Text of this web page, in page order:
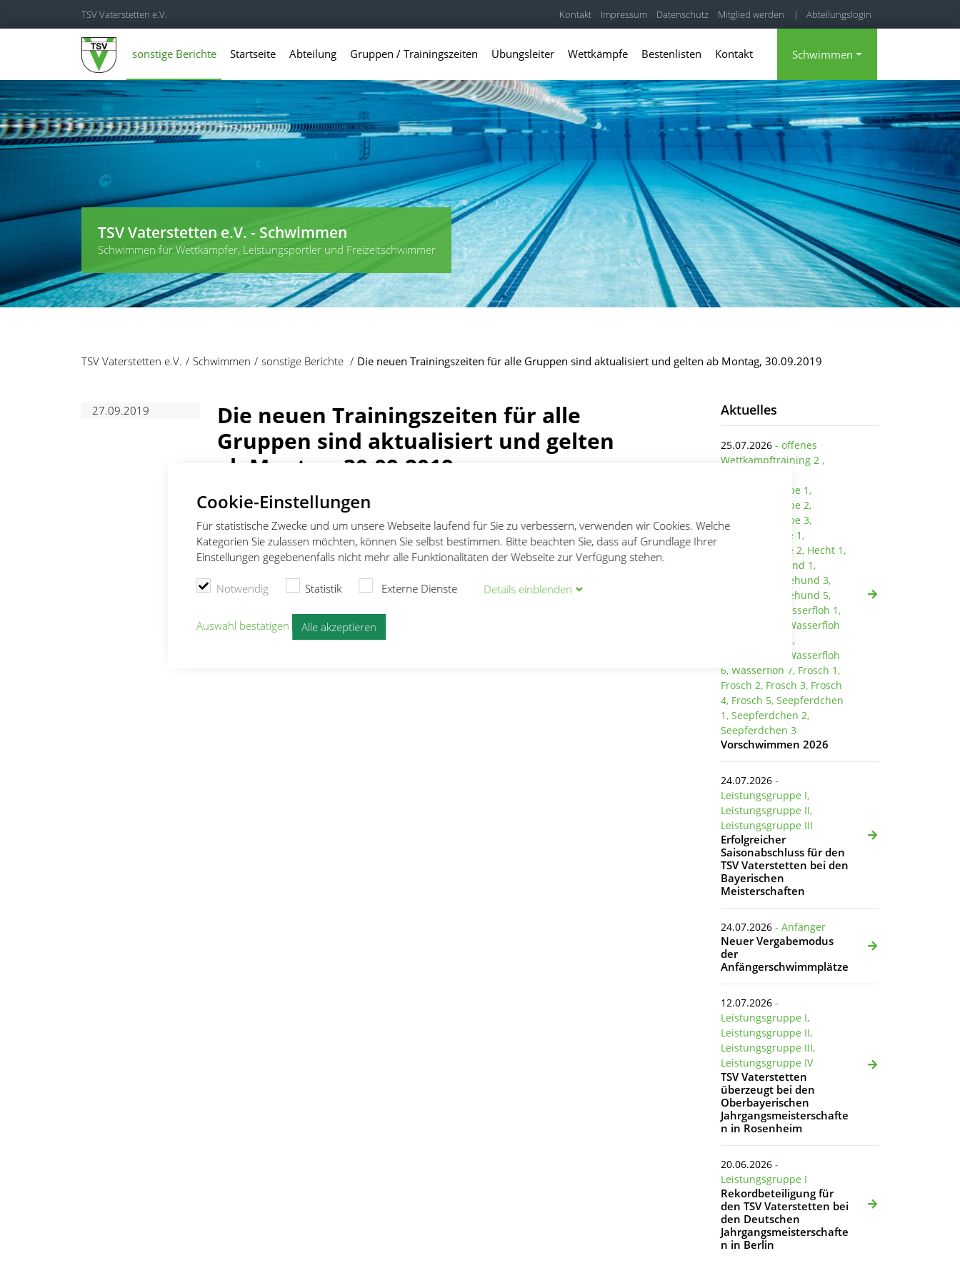
Cookie-Einstellungen
Für statistische Zwecke und um unsere Webseite laufend für Sie zu verbessern, verwenden wir Cookies. Welche
Kategorien Sie zulassen möchten, können Sie selbst bestimmen. Bitte beachten Sie, dass auf Grundlage Ihrer
Einstellungen gegebenenfalls nicht mehr alle Funktionalitäten der Webseite zur Verfügung stehen.
Notwendig Statistik Externe Dienste Details einblenden
Auswahl bestätigen Alle akzeptieren
TSV Vaterstetten e.V. Kontakt Impressum Datenschutz Mitglied werden | Abteilungslogin
sonstige Berichte Startseite Abteilung Gruppen / Trainingszeiten Übungsleiter Wettkämpfe Bestenlisten Kontakt Schwimmen
TSV Vaterstetten e.V. - Schwimmen
Schwimmen für Wettkämpfer, Leistungsportler und Freizeitschwimmer
TSV Vaterstetten e.V. Schwimmen sonstige Berichte Die neuen Trainingszeiten für alle Gruppen sind aktualisiert und gelten ab Montag, 30.09.2019
27.09.2019
Die neuen Trainingszeiten für alle
Gruppen sind aktualisiert und gelten
ab Montag, 30.09.2019
von Karin Seyfert
Die neuen Trainingszeiten gelten für das alte
Hallenbad und können sich unter Umständen
nach dem Umzug in das neue Schwimmbad
(voraussichtlich ab 07. Januar 2020) noch
ändern
Aktuelles
25.07.2026 - offenes
Wettkampftraining 2 ,
Trainingsgruppe 1,
Trainingsgruppe 2,
Trainingsgruppe 3,
Haifischgruppe 1,
Haifischgruppe 2, Hecht 1,
Hecht 2, Seehund 1,
Seehund 2, Seehund 3,
Seehund 4, Seehund 5,
Seehund 6, Wasserfloh 1,
Wasserfloh 2, Wasserfloh
3, Wasserfloh 4,
Wasserfloh 5, Wasserfloh
6, Wasserfloh 7, Frosch 1,
Frosch 2, Frosch 3, Frosch
4, Frosch 5, Seepferdchen
1, Seepferdchen 2,
Seepferdchen 3
Vorschwimmen 2026
24.07.2026 -
Leistungsgruppe I,
Leistungsgruppe II,
Leistungsgruppe III
Erfolgreicher
Saisonabschluss für den
TSV Vaterstetten bei den
Bayerischen
Meisterschaften
24.07.2026 - Anfänger
Neuer Vergabemodus
der
Anfängerschwimmplätze
12.07.2026 -
Leistungsgruppe I,
Leistungsgruppe II,
Leistungsgruppe III,
Leistungsgruppe IV
TSV Vaterstetten
überzeugt bei den
Oberbayerischen
Jahrgangsmeisterschafte
n in Rosenheim
20.06.2026 -
Leistungsgruppe I
Rekordbeteiligung für
den TSV Vaterstetten bei
den Deutschen
Jahrgangsmeisterschafte
n in Berlin